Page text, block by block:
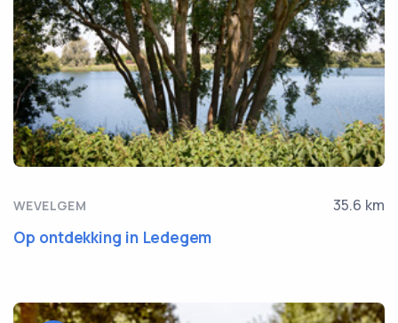
WEVELGEM 35.6 km
Op ontdekking in Ledegem